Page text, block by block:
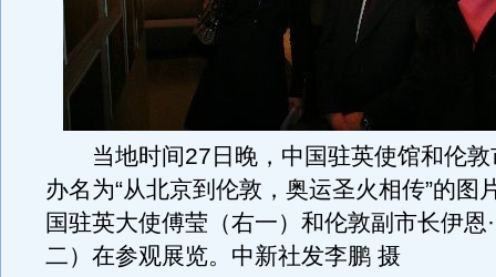
当地时间27日晚，中国驻英使馆和伦敦
办名为“从北京到伦敦，奥运圣火相传”的图
国驻英大使傅莹（右一）和伦敦副市长伊恩
二）在参观展览。中新社发李鹏 摄